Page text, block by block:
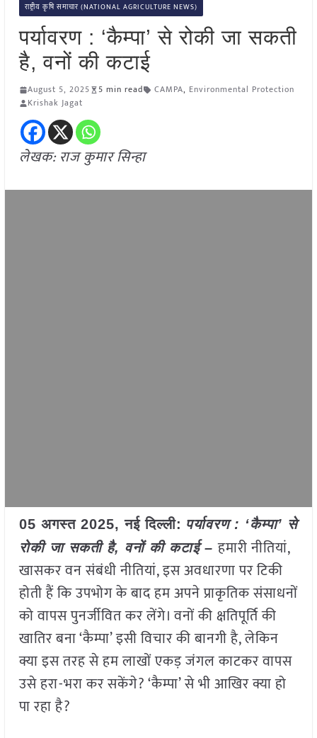
राष्ट्रीय कृषि समाचार (NATIONAL AGRICULTURE NEWS)
पर्यावरण : ‘कैम्पा’ से रोकी जा सकती
है, वनों की कटाई
August 5, 2025 5 min read CAMPA, Environmental Protection
Krishak Jagat
लेखक: राज कुमार सिन्हा
05 अगस्त 2025, नई दिल्ली: पर्यावरण : ‘कैम्पा’ से
रोकी जा सकती है, वनों की कटाई –हमारी नीतियां,
खासकर वन संबंधी नीतियां, इस अवधारणा पर टिकी
होती हैं कि उपभोग के बाद हम अपने प्राकृतिक संसाधनों
को वापस पुनर्जीवित कर लेंगे। वनों की क्षतिपूर्ति की
खातिर बना ‘कैम्पा’ इसी विचार की बानगी है, लेकिन
क्या इस तरह से हम लाखों एकड़ जंगल काटकर वापस
उसे हरा-भरा कर सकेंगे? ‘कैम्पा’ से भी आखिर क्या हो
पा रहा है?